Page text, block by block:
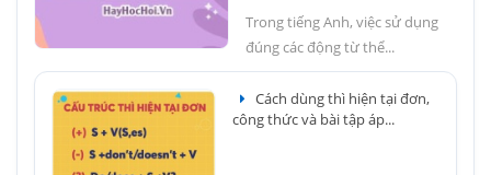
Trong tiếng Anh, việc sử dụng
đúng các động từ thể...
Cách dùng thì hiện tại đơn,
công thức và bài tập áp...